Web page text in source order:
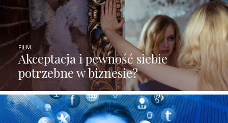
Akceptacja i pewność siebie
potrzebne w biznesie?
FILM